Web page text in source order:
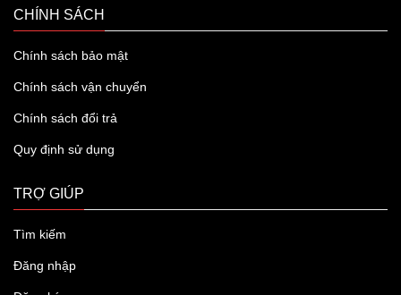
CHÍNH SÁCH
Chính sách bảo mật
Chính sách vận chuyển
Chính sách đổi trả
Quy định sử dụng
TRỢ GIÚP
Tìm kiếm
Đăng nhập